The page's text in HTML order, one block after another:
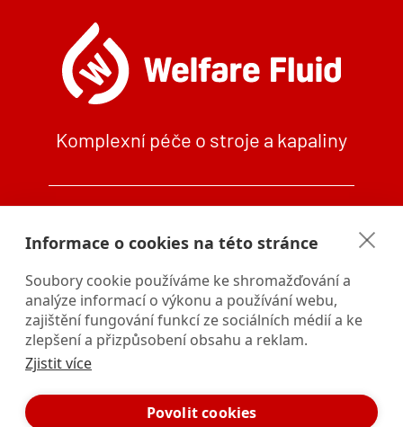
Komplexní péče o stroje a kapaliny
info@welfarefluid.cz
Provozovna: Průmyslová 2162,
59401 Velké Meziříčí
Informace o cookies na této stránce
Soubory cookie používáme ke shromažďování a
analýze informací o výkonu a používání webu,
zajištění fungování funkcí ze sociálních médií a ke
zlepšení a přizpůsobení obsahu a reklam.
Zjistit více
Povolit cookies